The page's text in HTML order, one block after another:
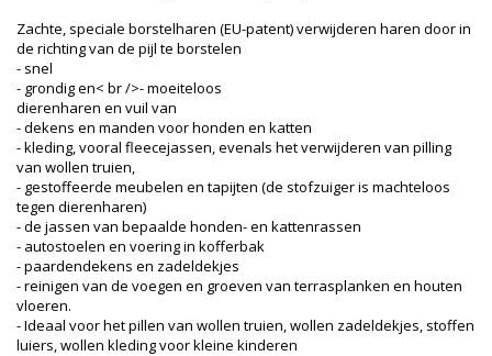
Zachte, speciale borstelharen (EU-patent) verwijderen haren door in
de richting van de pijl te borstelen
- snel
- grondig en< br />- moeiteloos
dierenharen en vuil van
- dekens en manden voor honden en katten
- kleding, vooral fleecejassen, evenals het verwijderen van pilling
van wollen truien,
- gestoffeerde meubelen en tapijten (de stofzuiger is machteloos
tegen dierenharen)
- de jassen van bepaalde honden- en kattenrassen
- autostoelen en voering in kofferbak
- paardendekens en zadeldekjes
- reinigen van de voegen en groeven van terrasplanken en houten
vloeren.
- Ideaal voor het pillen van wollen truien, wollen zadeldekjes, stoffen
luiers, wollen kleding voor kleine kinderen